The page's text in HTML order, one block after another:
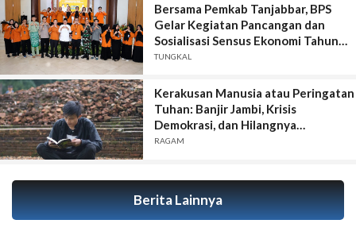
Bersama Pemkab Tanjabbar, BPS
Gelar Kegiatan Pancangan dan
Sosialisasi Sensus Ekonomi Tahun
2026
TUNGKAL
Kerakusan Manusia atau Peringatan
Tuhan: Banjir Jambi, Krisis
Demokrasi, dan Hilangnya
Kesadaran Spiritual
RAGAM
Berita Lainnya